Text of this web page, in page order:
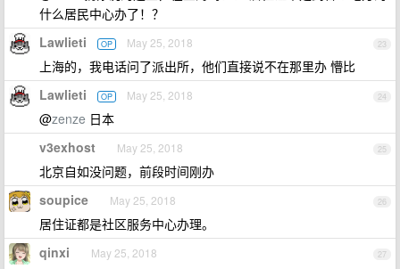
什么居民中心办了！？
23
Lawlieti OP May 25, 2018
上海的，我电话问了派出所，他们直接说不在那里办 懵比
24
Lawlieti OP May 25, 2018
@zenze 日本
25
v3exhost May 25, 2018
北京自如没问题，前段时间刚办
26
soupice May 25, 2018
居住证都是社区服务中心办理。
27
qinxi May 25, 2018